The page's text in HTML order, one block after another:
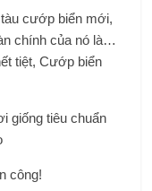
cướp biển mới,
chính của nó là…
tiệt, Cướp biển
giống tiêu chuẩn
công!